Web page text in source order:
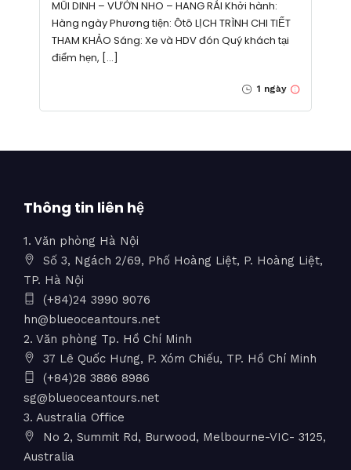
MŨI DINH – VƯỜN NHO – HANG RÁI Khởi hành:
Hàng ngày Phương tiện: Ôtô LỊCH TRÌNH CHI TIẾT
THAM KHẢO Sáng: Xe và HDV đón Quý khách tại
điểm hẹn, […]
1 ngày
Thông tin liên hệ
1. Văn phòng Hà Nội
Số 3, Ngách 2/69, Phố Hoàng Liệt, P. Hoàng Liệt,
TP. Hà Nội
(+84)24 3990 9076
hn@blueoceantours.net
2. Văn phòng Tp. Hồ Chí Minh
37 Lê Quốc Hưng, P. Xóm Chiếu, TP. Hồ Chí Minh
(+84)28 3886 8986
sg@blueoceantours.net
3. Australia Office
No 2, Summit Rd, Burwood, Melbourne-VIC- 3125,
Australia